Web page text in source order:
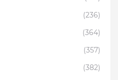
(236)
(364)
(357)
(382)